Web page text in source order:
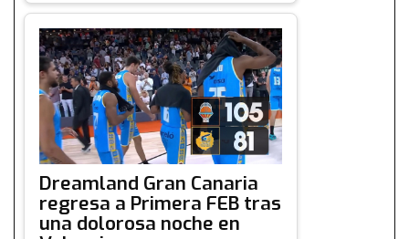
Dreamland Gran Canaria
regresa a Primera FEB tras
una dolorosa noche en